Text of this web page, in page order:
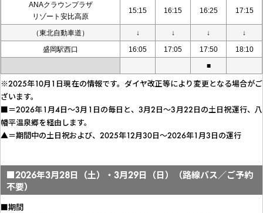
ANAクラウンプラザ
リゾート安比高原
15:15 16:15 16:25 17:15
（東北自動車道） ↓ ↓ ↓
↓
盛岡駅西口
16:05 17:05 17:50
18:10
■
※2025年10月1日現在の情報です。ダイヤ改正等により変更となる場合がご
ざいます。
■＝2026年1月4日～3月1日の毎日と、3月2日～3月22日の土日祝運行、八
幡平温泉郷を経由します。
▲＝期間中の土日祝および、2025年12月30日～2026年1月3日の運行
■2026年3月28日（土）・3月29日（日）（路線バス／ご予約
不要）
■期間